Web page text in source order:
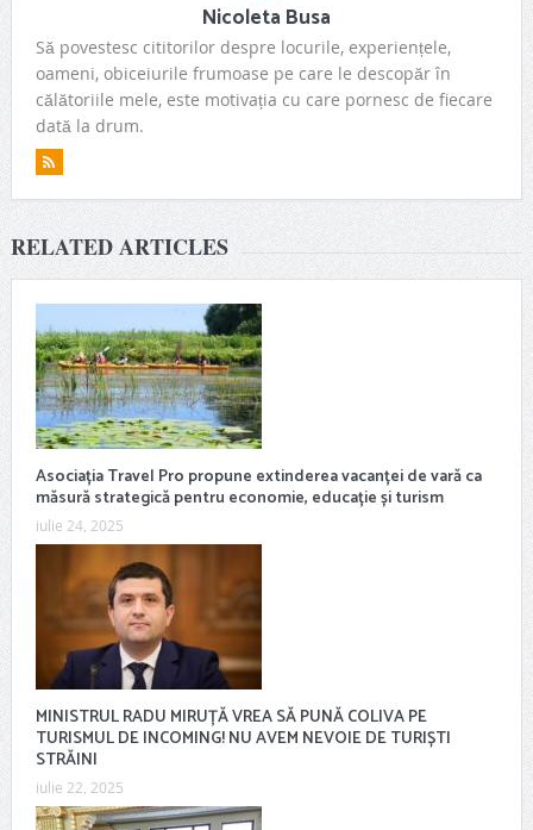
Nicoleta Busa
Să povestesc cititorilor despre locurile, experiențele,
oameni, obiceiurile frumoase pe care le descopăr în
călătoriile mele, este motivația cu care pornesc de fiecare
dată la drum.
RELATED ARTICLES
Asociația Travel Pro propune extinderea vacanței de vară ca
măsură strategică pentru economie, educație și turism
iulie 24, 2025
MINISTRUL RADU MIRUȚĂ VREA SĂ PUNĂ COLIVA PE
TURISMUL DE INCOMING! NU AVEM NEVOIE DE TURIȘTI
STRĂINI
iulie 22, 2025